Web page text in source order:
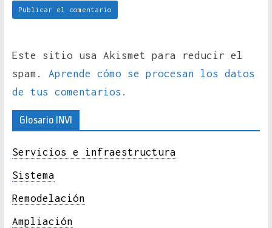
Este sitio usa Akismet para reducir el
spam. Aprende cómo se procesan los datos
de tus comentarios.
Glosario INVI
Servicios e infraestructura
Sistema
Remodelación
Ampliación